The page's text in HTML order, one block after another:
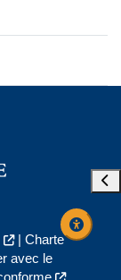
| Charte
avec le